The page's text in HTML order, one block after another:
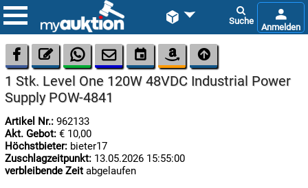
 
06.08:
      
1 Stk. Level One 120W 48VDC Industrial Power
Supply POW-4841
Artikel Nr.: 962133
Akt. Gebot: € 10,00
Höchstbieter: bieter17
Zuschlagzeitpunkt: 13.05.2026 15:55:00
verbleibende Zeit abgelaufen